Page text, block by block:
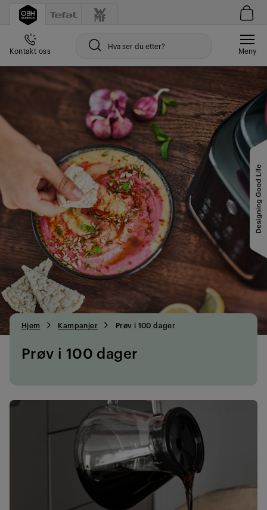
Kontakt oss Meny
Hjem Kampanjer Prøv i 100 dager
Prøv i 100 dager